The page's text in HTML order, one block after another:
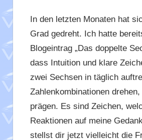
In den letzten Monaten hat
Grad gedreht. Ich hatte
Blogeintrag „Das doppelte
dass Intuition und klare
zwei Sechsen in täglich
Zahlenkombinationen
prägen. Es sind Zeichen,
Reaktionen auf meine
stellst dir jetzt vielleicht die